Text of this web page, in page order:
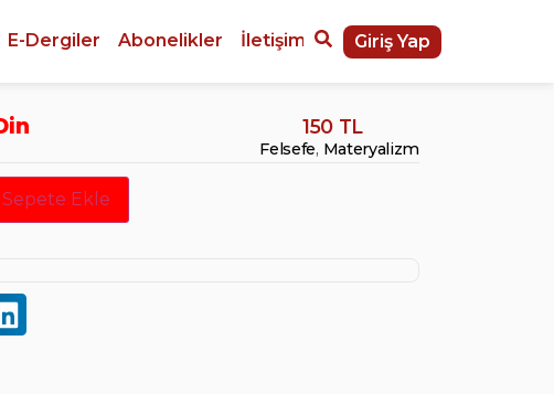
E-Dergiler Abonelikler İletişim Giriş Yap
150 TL
Felsefe, Materyalizm
Sepete Ekle